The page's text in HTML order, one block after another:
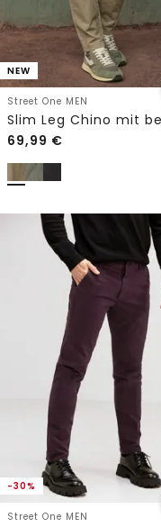
NEW
Street One MEN
69,99 €
-30%
Street One MEN